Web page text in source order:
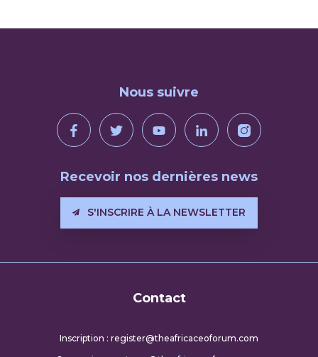
Nous suivre
Recevoir nos dernières news
S'INSCRIRE À LA NEWSLETTER
Contact
Inscription : register@theafricaceoforum.com